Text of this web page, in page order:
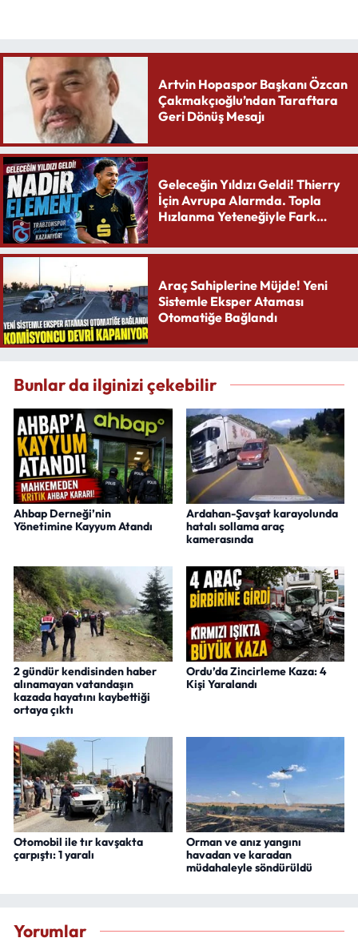
Artvin Hopaspor Başkanı Özcan
Çakmakçıoğlu’ndan Taraftara
Geri Dönüş Mesajı
Geleceğin Yıldızı Geldi! Thierry
İçin Avrupa Alarmda. Topla
Hızlanma Yeteneğiyle Fark
Araç Sahiplerine Müjde! Yeni
Sistemle Eksper Ataması
Otomatiğe Bağlandı
Bunlar da ilginizi çekebilir
Ahbap Derneği’nin
Yönetimine Kayyum Atandı
Ardahan-Şavşat karayolunda
hatalı sollama araç
kamerasında
2 gündür kendisinden haber
alınamayan vatandaşın
kazada hayatını kaybettiği
ortaya çıktı
Ordu’da Zincirleme Kaza: 4
Kişi Yaralandı
Otomobil ile tır kavşakta
çarpıştı: 1 yaralı
Orman ve anız yangını
havadan ve karadan
müdahaleyle söndürüldü
Yorumlar